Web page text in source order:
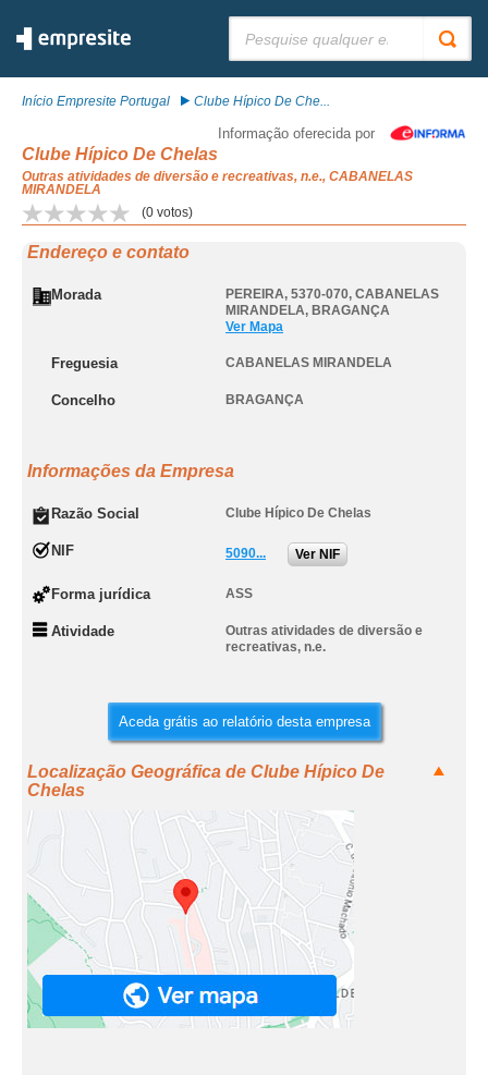
Início Empresite Portugal Clube Hípico De Che...
Informação oferecida por
Clube Hípico De Chelas
Outras atividades de diversão e recreativas, n.e., CABANELAS
MIRANDELA
(0 votos)
Endereço e contato
Morada PEREIRA, 5370-070, CABANELAS
MIRANDELA, BRAGANÇA
Ver Mapa
Freguesia CABANELAS MIRANDELA
Concelho BRAGANÇA
Informações da Empresa
Razão Social Clube Hípico De Chelas
NIF 5090... Ver NIF
Forma jurídica ASS
Atividade
Outras atividades de diversão e
recreativas, n.e.
Aceda grátis ao relatório desta empresa
Localização Geográfica de Clube Hípico De
Chelas